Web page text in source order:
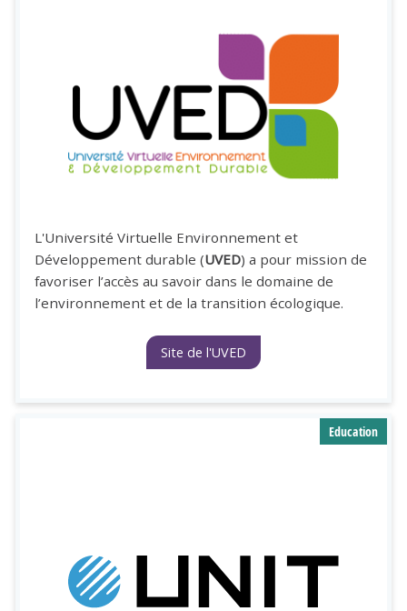
L'Université Virtuelle Environnement et
Développement durable (UVED) a pour mission de
favoriser l’accès au savoir dans le domaine de
l’environnement et de la transition écologique.
Site de l'UVED
Education